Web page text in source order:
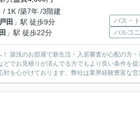
/ 1K /築7年 /3階建
田 」駅 徒歩9分
」駅 徒歩22分
バス・
バルコ
築浅のお部屋で新生活・入居審査が心配の方
でお見積りが済んでる方でもより良い条件を
せた接客応対を心がけております。弊社は業界経験豊富